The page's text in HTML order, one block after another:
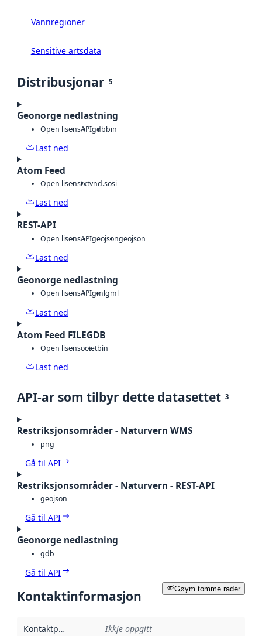
Vannregioner
Sensitive artsdata
Distribusjonar 5
Geonorge nedlastning
Open lisensAPIgdbbin
Last ned
Atom Feed
Open lisenstxtvnd.sosi
Last ned
REST-API
Open lisensAPIgeojsongeojson
Last ned
Geonorge nedlastning
Open lisensAPIgmlgml
Last ned
Atom Feed FILEGDB
Open lisensoctetbin
Last ned
API-ar som tilbyr dette datasettet 3
Restriksjonsområder - Naturvern WMS
png
Gå til API
Restriksjonsområder - Naturvern - REST-API
geojson
Gå til API
Geonorge nedlastning
gdb
Gå til API
Gøym tomme rader
Kontaktinformasjon
Kontaktpunkt Ikkje oppgitt